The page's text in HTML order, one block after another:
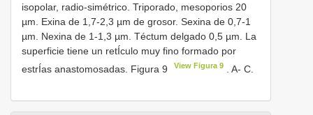
isopolar, radio-simétrico. Triporado, mesoporios 20
µm. Exina de 1,7-2,3 µm de grosor. Sexina de 0,7-1
µm. Nexina de 1-1,3 µm. Téctum delgado 0,5 µm. La
superficie tiene un retÍculo muy fino formado por
estrÍas anastomosadas. Figura 9
View Figura 9 . A- C.